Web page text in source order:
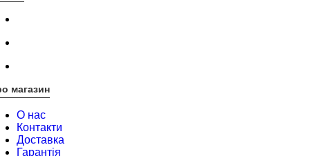
магазин
О нас
Контакти
Доставка
Гарантія